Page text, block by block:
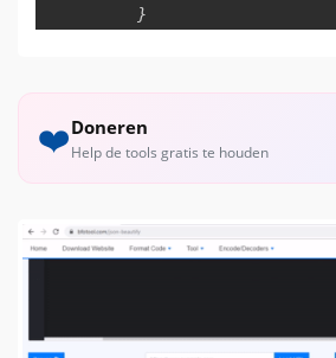
}
❤️Doneren
Help de tools gratis te houden